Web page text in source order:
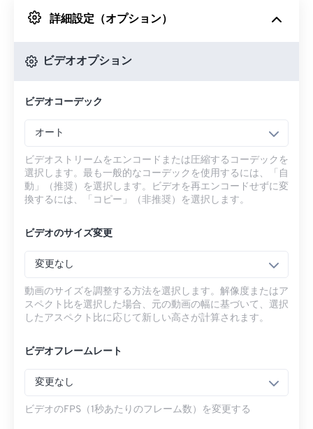
Googleドライブから
詳細設定（オプション）
ビデオオプション
ビデオコーデック
オート
ビデオストリームをエンコードまたは圧縮するコーデックを
選択します。最も一般的なコーデックを使用するには、「自
動」（推奨）を選択します。ビデオを再エンコードせずに変
換するには、「コピー」（非推奨）を選択します。
ビデオのサイズ変更
変更なし
動画のサイズを調整する方法を選択します。解像度またはア
スペクト比を選択した場合、元の動画の幅に基づいて、選択
したアスペクト比に応じて新しい高さが計算されます。
ビデオフレームレート
変更なし
ビデオのFPS（1秒あたりのフレーム数）を変更する